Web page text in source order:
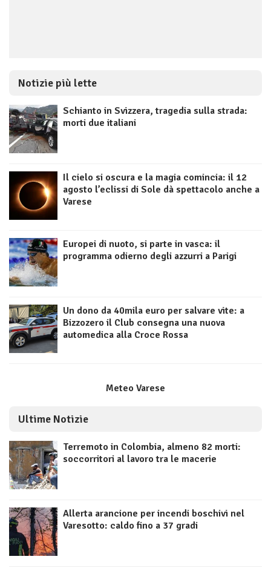
Notizie più lette
Schianto in Svizzera, tragedia sulla strada:
morti due italiani
Il cielo si oscura e la magia comincia: il 12
agosto l’eclissi di Sole dà spettacolo anche a
Varese
Europei di nuoto, si parte in vasca: il
programma odierno degli azzurri a Parigi
Un dono da 40mila euro per salvare vite: a
Bizzozero il Club consegna una nuova
automedica alla Croce Rossa
Meteo Varese
Ultime Notizie
Terremoto in Colombia, almeno 82 morti:
soccorritori al lavoro tra le macerie
Allerta arancione per incendi boschivi nel
Varesotto: caldo fino a 37 gradi